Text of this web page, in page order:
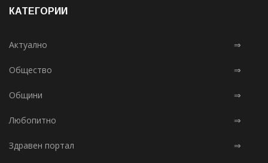
КАТЕГОРИИ
Актуално ⇒
Общество ⇒
Общини ⇒
Любопитно ⇒
Здравен портал ⇒